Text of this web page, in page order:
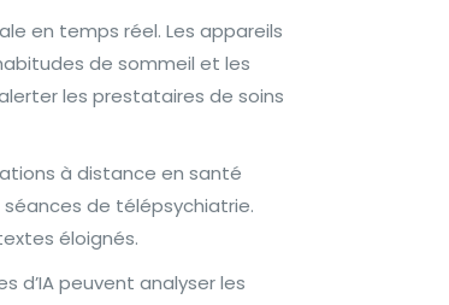
en temps réel. Les appareils
de sommeil et les
les prestataires de soins
à distance en santé
de télépsychiatrie.
éloignés.
d’IA peuvent analyser les